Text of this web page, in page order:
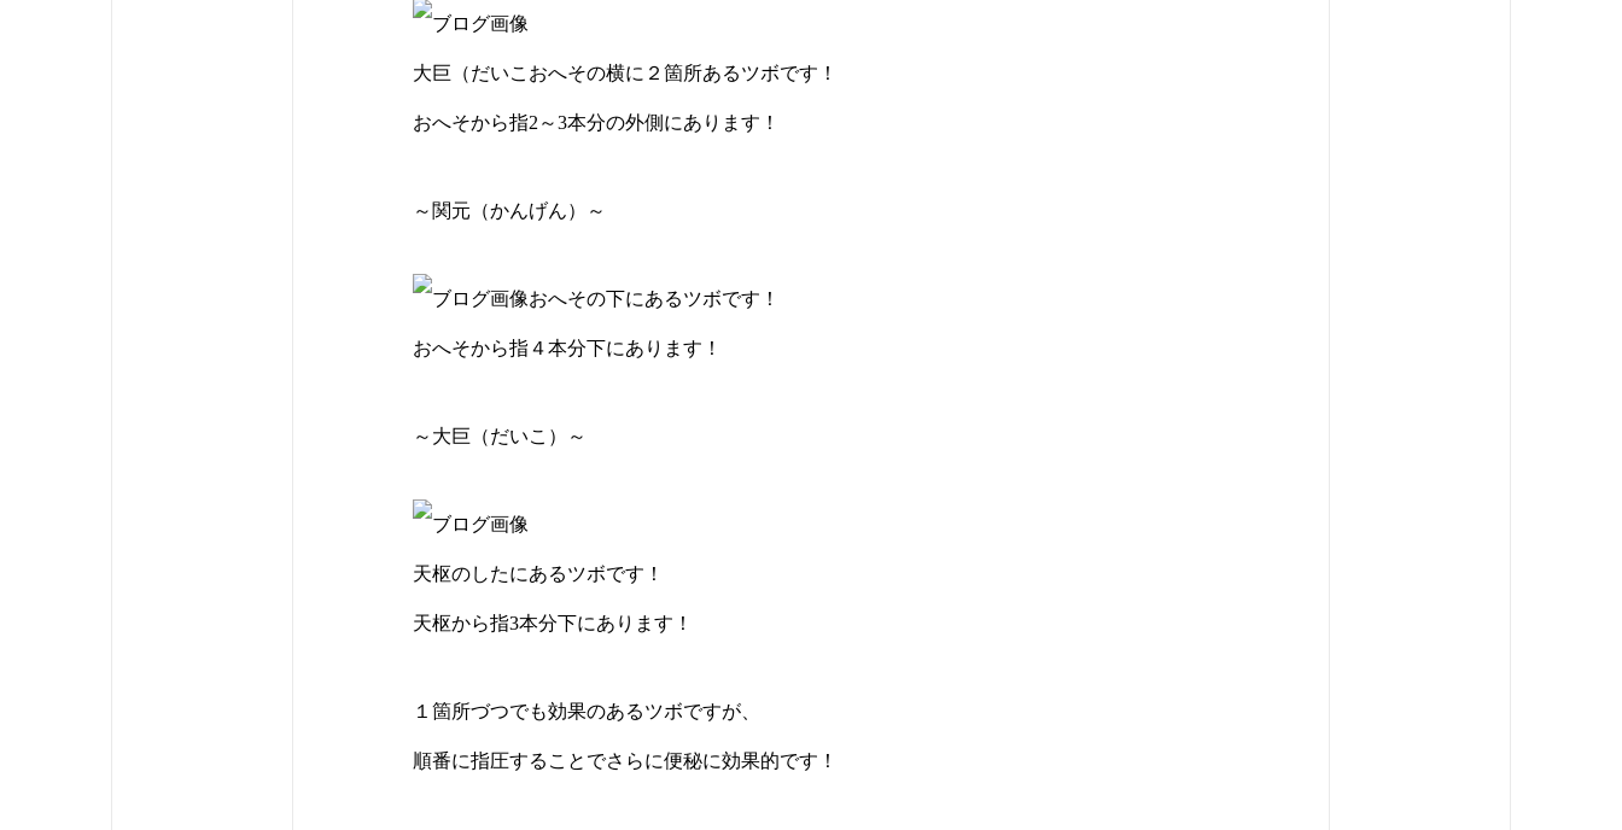
大巨（だいこおへその横に２箇所あるツボです！
おへそから指2～3本分の外側にあります！
～関元（かんげん）～
おへその下にあるツボです！
おへそから指４本分下にあります！
～大巨（だいこ）～
天枢のしたにあるツボです！
天枢から指3本分下にあります！
１箇所づつでも効果のあるツボですが、
順番に指圧することでさらに便秘に効果的です！